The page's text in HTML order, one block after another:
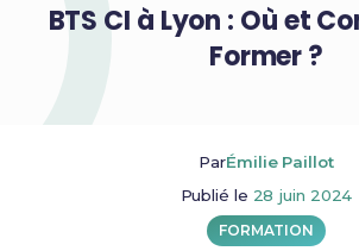
BTS CI à Lyon : Où et
Former ?
ParÉmilie Paillot
Publié le 28 juin 2024
FORMATION